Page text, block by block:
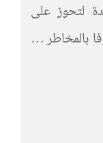
لتحوز على
بالمخاطر …